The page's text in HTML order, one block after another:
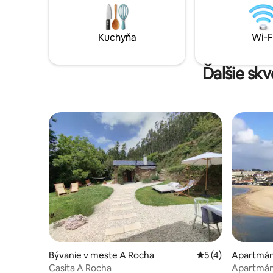
tenis, ktoré si môžete vychutnať s
rodinou alebo priateľmi.
terasy.
Kuchyňa Wi-
Ďalšie
Bývanie v meste A Rocha Priemerné
5 (4)
Casita A Rocha
a